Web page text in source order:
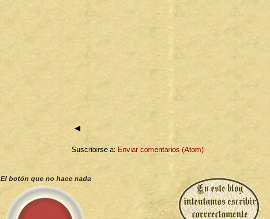
◄
Suscribirse a: Enviar comentarios (Atom)
El botón que no hace nada